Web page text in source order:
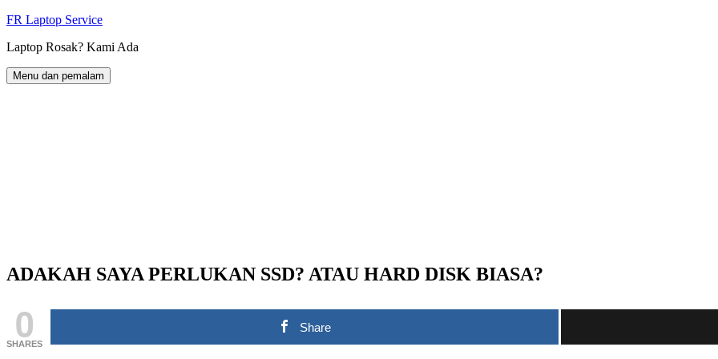
Langkau
kandungan
FR Laptop Service
Laptop Rosak? Kami Ada
Menu dan pemalam
ADAKAH SAYA PERLUKAN SSD? ATAU HARD DISK BIASA?
0
SHARES
Share